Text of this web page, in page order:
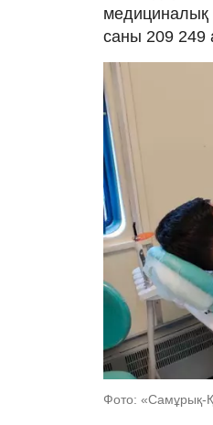
медициналық
саны 209 249
Фото: «Самұрық-